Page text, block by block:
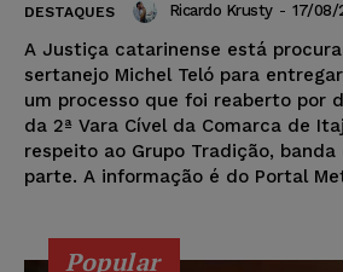
DESTAQUES Ricardo Krusty - 17/08/
A Justiça catarinense está
sertanejo Michel Teló para
um processo que foi reaberto por
da 2ª Vara Cível da Comarca de
respeito ao Grupo Tradição,
parte. A informação é do Portal
Popular